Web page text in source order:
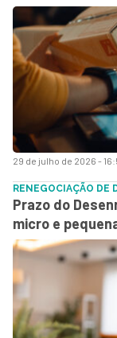
29 de julho de 2026 -
RENEGOCIAÇÃO DE
Prazo do
micro e